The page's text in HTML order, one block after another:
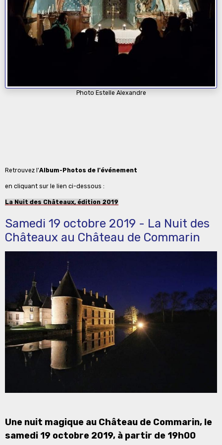
Photo Estelle Alexandre
Retrouvez l'Album-Photos de l'événement
en cliquant sur le lien ci-dessous :
La Nuit des Châteaux, édition 2019
Samedi 19 octobre 2019 - La Nuit des
Châteaux au Château de Commarin
Une nuit magique au Château de Commarin, le
samedi 19 octobre 2019, à partir de 19h00